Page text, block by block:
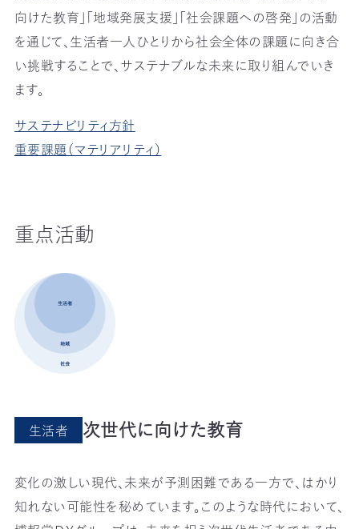
向けた教育」「地域発展支援」「社会課題への啓発」の活動
を通じて、生活者一人ひとりから社会全体の課題に向き合
い挑戦することで、サステナブルな未来に取り組んでいき
ます。
サステナビリティ方針
重要課題（マテリアリティ）
重点活動
生活者 次世代に向けた教育
変化の激しい現代、未来が予測困難である一方で、はかり
知れない可能性を秘めています。このような時代において、